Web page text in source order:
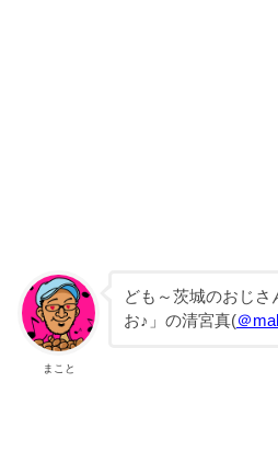
まこと
ども～茨城のおじさ
お♪」の清宮真(＠